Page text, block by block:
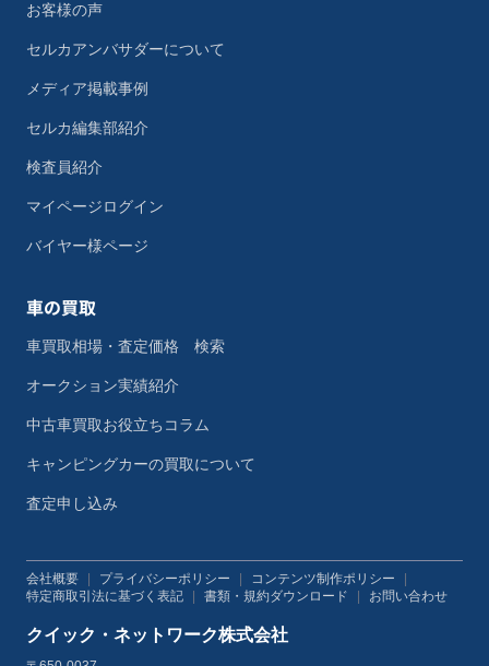
お客様の声
セルカアンバサダーについて
メディア掲載事例
セルカ編集部紹介
検査員紹介
マイページログイン
バイヤー様ページ
車の買取
車買取相場・査定価格 検索
オークション実績紹介
中古車買取お役立ちコラム
キャンピングカーの買取について
査定申し込み
会社概要 プライバシーポリシー コンテンツ制作ポリシー
特定商取引法に基づく表記
書類・規約ダウンロード お問い合わせ
クイック・ネットワーク株式会社